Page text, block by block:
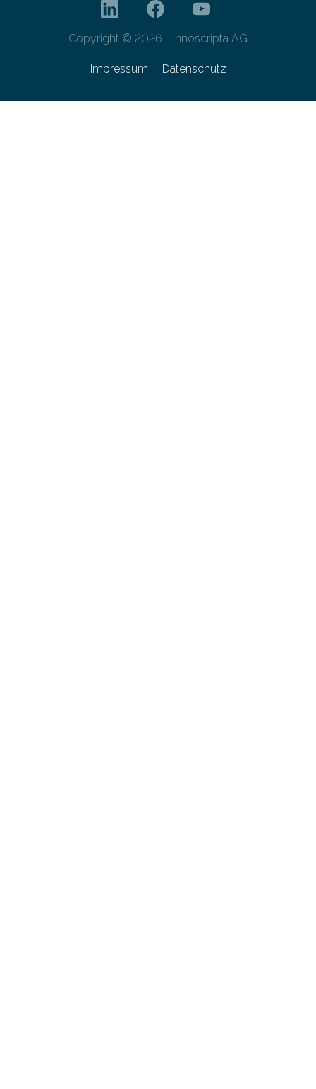
Copyright © 2026 - innoscripta AG
Impressum Datenschutz